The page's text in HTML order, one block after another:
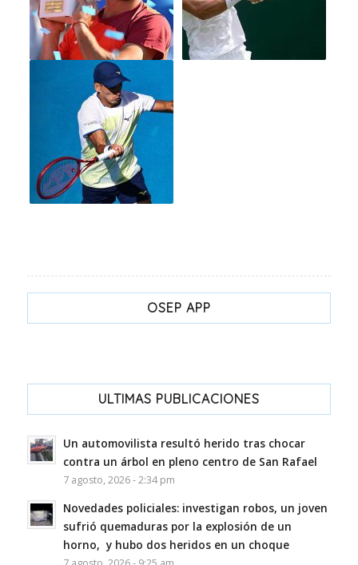
OSEP APP
ULTIMAS PUBLICACIONES
Un automovilista resultó herido tras chocar
contra un árbol en pleno centro de San Rafael
7 agosto, 2026 - 2:34 pm
Novedades policiales: investigan robos, un joven
sufrió quemaduras por la explosión de un
horno, y hubo dos heridos en un choque